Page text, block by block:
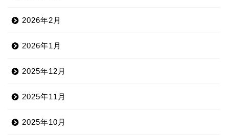
2026年2月
2026年1月
2025年12月
2025年11月
2025年10月